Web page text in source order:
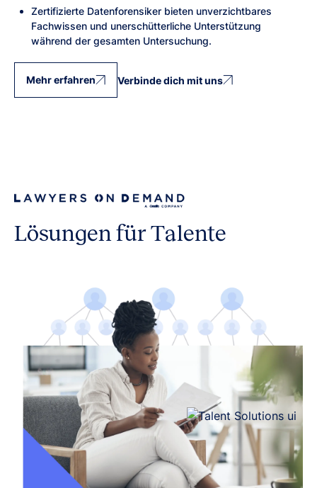
Zertifizierte Datenforensiker bieten unverzichtbares
Fachwissen und unerschütterliche Unterstützung
während der gesamten Untersuchung.
Mehr erfahren Verbinde dich mit uns
Lösungen für Talente